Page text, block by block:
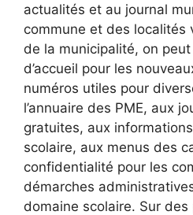
actualités et au journal
commune et des localités
de la municipalité, on
d’accueil pour les
numéros utiles pour
l’annuaire des PME, aux
gratuites, aux
scolaire, aux menus des
confidentialité pour les
démarches
domaine scolaire. Sur